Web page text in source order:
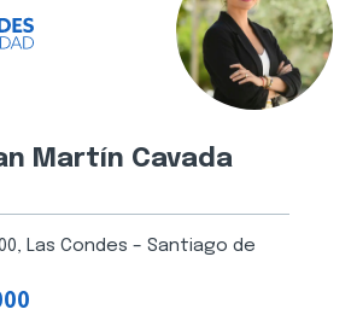
Martín Cavada
Las Condes – Santiago de